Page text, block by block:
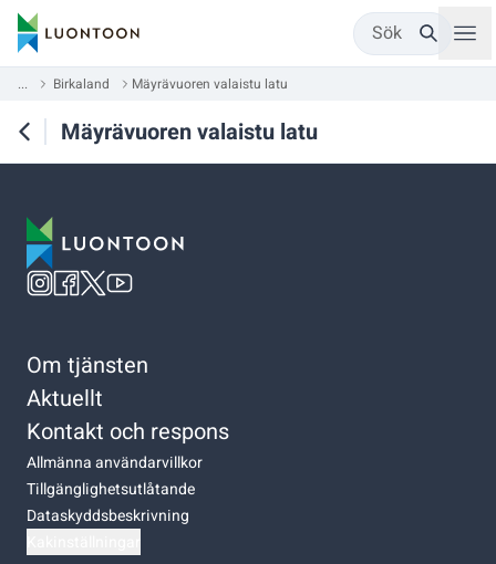
Sök
... Birkaland Mäyrävuoren valaistu latu
Mäyrävuoren valaistu latu
Om tjänsten
Aktuellt
Kontakt och respons
Allmänna användarvillkor
Tillgänglighetsutlåtande
Dataskyddsbeskrivning